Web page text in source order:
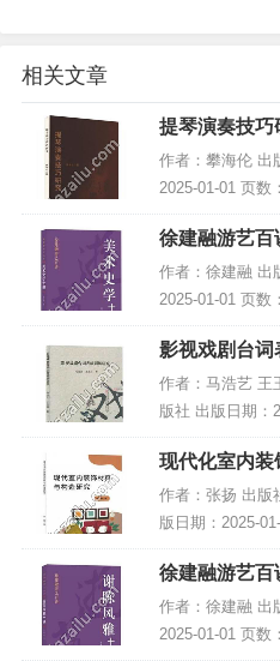
相关文章
提琴演奏技巧
载,网盘资源
作者：攀海伦 出
2025-01-01 页数
书大小：178MB
乐演奏...
徐建融游艺百
F电子书网盘
作者：徐建融 出
2025-01-01 页数
书大小：217MB
《徐建...
影视戏剧台词
载,网盘资源
作者：马浩艺 王
版社 出版日期：
7547065402 电
格式] 内...
现代化室内装
电子书网盘下
作者：张扬 出版
版日期：2025-
5016 电子书大
容简介...
徐建融游艺百
F电子书网盘
作者：徐建融 出
2025-01-01 页数